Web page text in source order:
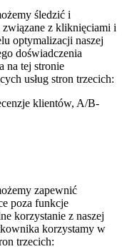
śledzić i
z kliknięciami i
optymalizacji naszej
doświadczenia
na tej stronie
usług stron trzecich:
klientów, A/B-
zapewnić
poza funkcje
korzystanie z naszej
korzystamy w
trzecich: